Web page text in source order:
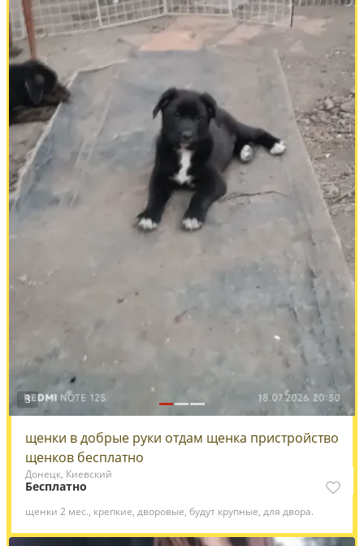
3
щенки в добрые руки отдам щенка пристройство
щенков бесплатно
Донецк, Киевский
Бесплатно
щенки 2 мес., крепкие, дворовые, будут крупные, для двора.